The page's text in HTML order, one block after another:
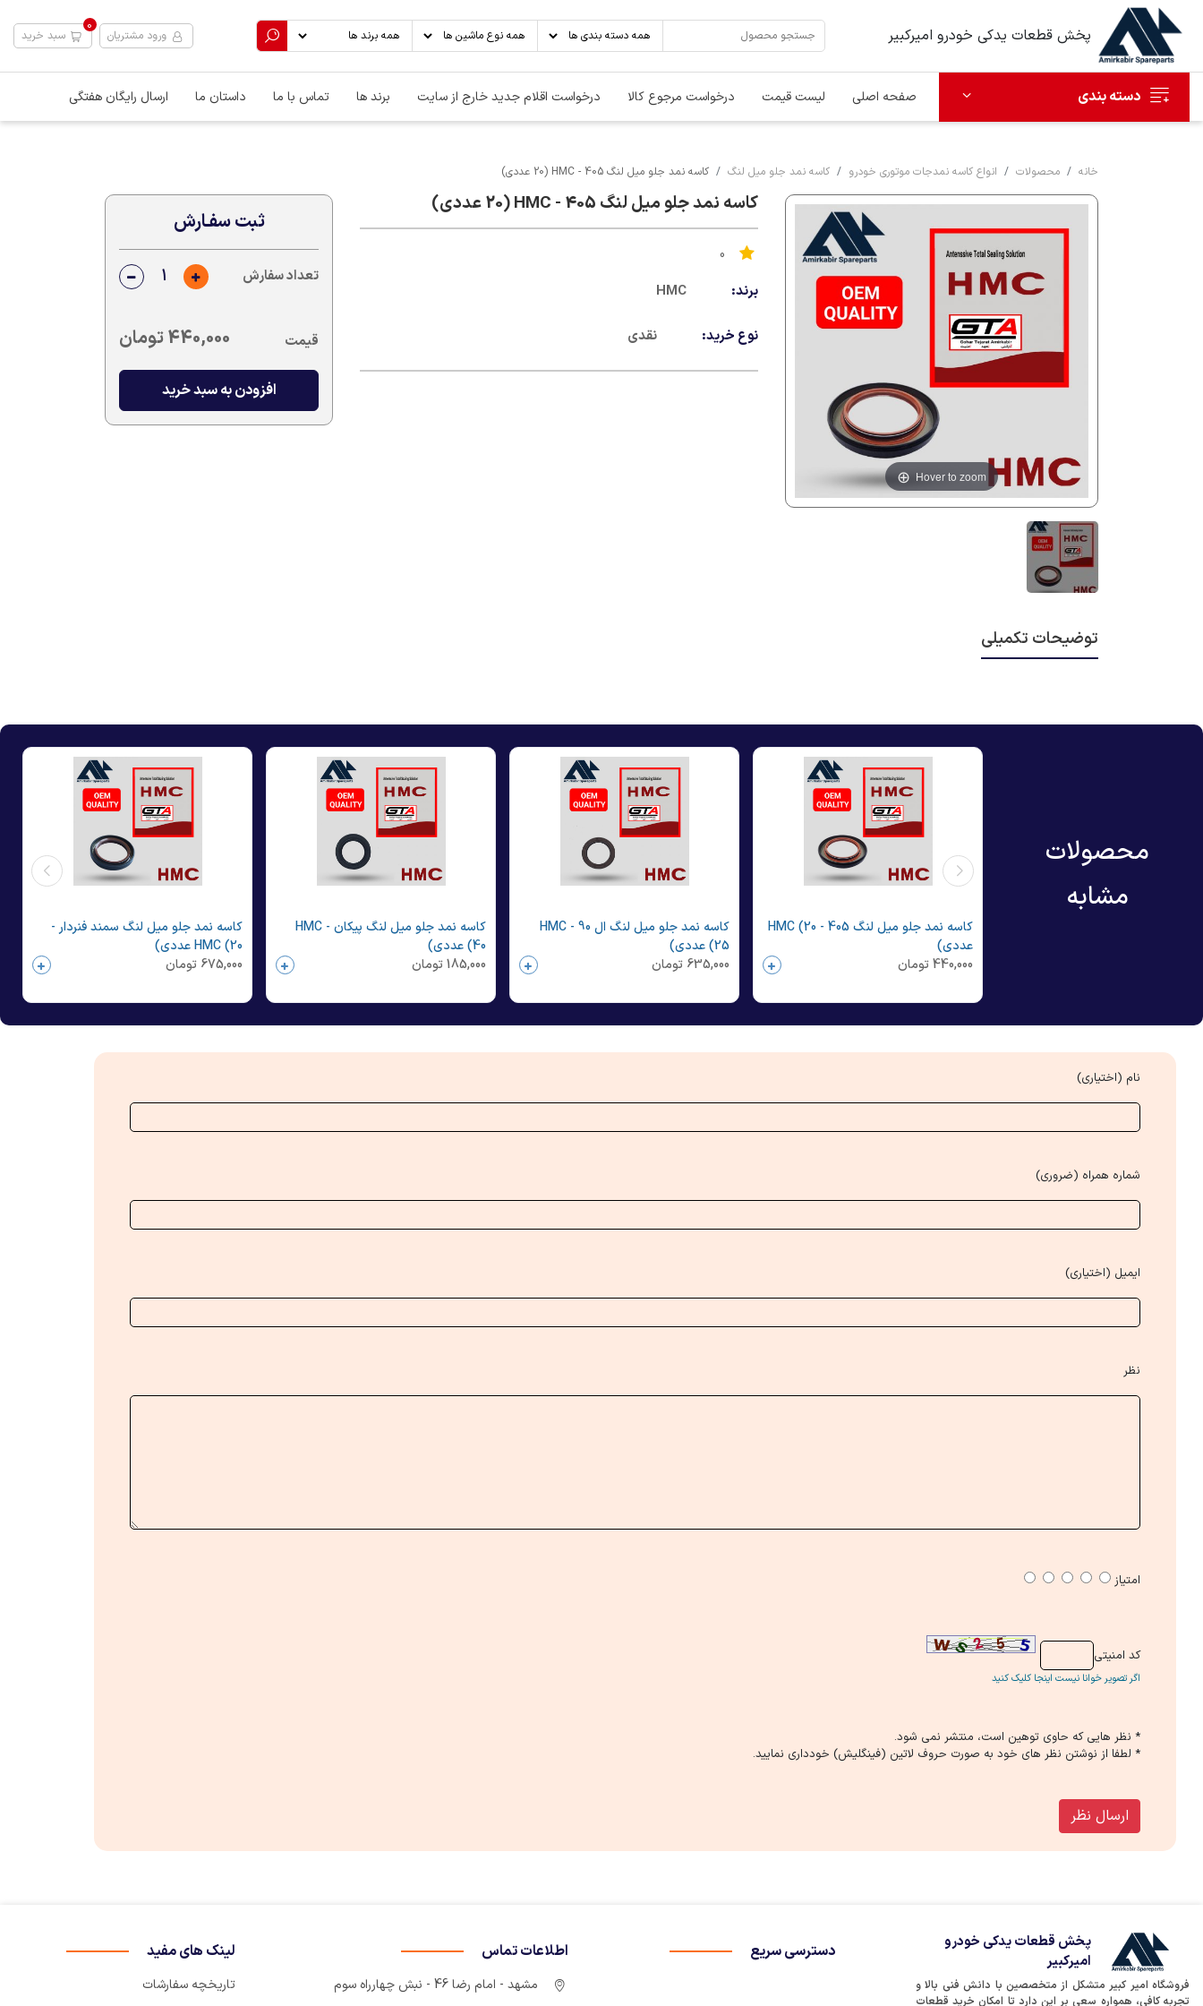
پخش قطعات یدکی خودرو امیرکبیر ورود مشتریان
0
سبد خرید
دسته بندی صفحه اصلی لیست قیمت درخواست مرجوع کالا درخواست اقلام جدید خارج از سایت برند ها تماس با ما داستان ما ارسال رایگان هفتگی
خانه محصولات انواع کاسه نمدجات موتوری خودرو کاسه نمد جلو میل لنگ کاسه نمد جلو میل لنگ 405 - HMC (20 عددی)
Hover to zoom
کاسه نمد جلو میل لنگ 405 - HMC (20 عددی)
0
برند: HMC
نوع خرید: نقدی
ثبت سفـارش
تعداد سفارش
قیمت 440,000تومان
افزودن به سبد خرید
توضیحات تکمیلی
محصولات
مشابه
کاسه نمد جلو میل لنگ 405 - HMC (20
عددی)
440,000 تومان
کاسه نمد جلو میل لنگ ال 90 - HMC
(25 عددی)
635,000 تومان
کاسه نمد جلو میل لنگ پیکان - HMC
(40 عددی)
185,000 تومان
کاسه نمد جلو میل لنگ سمند فنردار -
HMC (20 عددی)
675,000 تومان
نام (اختیاری)
شماره همراه (ضروری)
ایمیل (اختیاری)
نظر
امتیاز
كد امنیتی
اگر تصویر خوانا نیست اینجا کلیک کنید
* نظر هایی كه حاوی توهین است، منتشر نمی شود.
* لطفا از نوشتن نظر های خود به صورت حروف لاتین (فینگلیش) خودداری نمایید.
ارسال نظر
پخش قطعات یدکی خودرو
امیرکبیر
فروشگاه امیر کبیر متشکل از متخصصین با دانش فنی بالا و
تجربه کافی، همواره سعی بر این دارد تا امکان خرید قطعات
دسترسی سریع اطلاعات تماس
مشهد - امام رضا 46 - نبش چهارراه سوم
لینک های مفید
تاریخچه سفارشات